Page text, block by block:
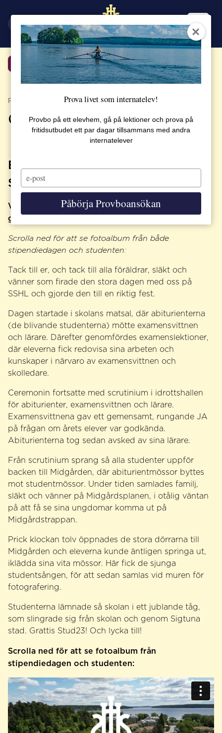
Tillbaka
PUBLICERAT 8 JUNI 2023
Grattis studenter 2023!
EXAMENSDAGEN OCH
STIPENDIEDAGEN 2023
Vilken examensdag det blev! Årets studenter –
grattis, ni är verkligen fantastiska!
Scrolla ned för att se fotoalbum från både
stipendiedagen och studenten:
Tack till er, och tack till alla föräldrar, släkt och
vänner som firade den stora dagen med oss på
SSHL och gjorde den till en riktig fest.
Dagen startade i skolans matsal, där abiturienterna
(de blivande studenterna) mötte examensvittnen
och lärare. Därefter genomfördes examenslektioner,
där eleverna fick redovisa sina arbeten och
kunskaper i närvaro av examensvittnen och
skolledare.
Ceremonin fortsatte med scrutinium i idrottshallen
för abiturienter, examensvittnen och lärare.
Examensvittnena gav ett gemensamt, rungande JA
på frågan om årets elever var godkända.
Abiturienterna tog sedan avsked av sina lärare.
Från scrutinium sprang så alla studenter uppför
backen till Midgården, där abiturientmössor byttes
mot studentmössor. Under tiden samlades familj,
släkt och vänner på Midgårdsplanen, i otålig väntan
på att få se sina ungdomar komma ut på
Midgårdstrappan.
Prick klockan tolv öppnades de stora dörrarna till
Midgården och eleverna kunde äntligen springa ut,
iklädda sina vita mössor. Här fick de sjunga
studentsången, för att sedan samlas vid muren för
fotografering.
Studenterna lämnade så skolan i ett jublande tåg,
som slingrade sig från skolan och genom Sigtuna
stad. Grattis Stud23! Och lycka till!
Scrolla ned för att se fotoalbum från
stipendiedagen och studenten:
Prova livet som internatelev!
Provbo på ett elevhem, gå på lektioner och prova på
fritidsutbudet ett par dagar tillsammans med andra
internatelever
your
email
Påbörja Provboansökan